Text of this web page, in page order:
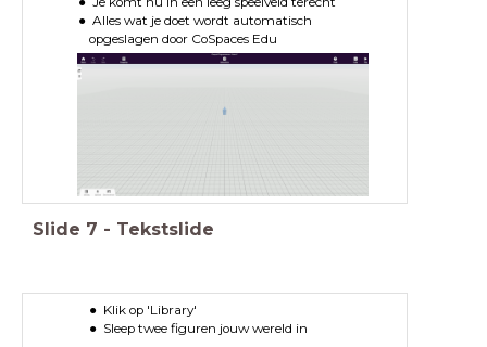
Alles wat je doet wordt automatisch
opgeslagen door CoSpaces Edu
Slide 7 - Tekstslide
Klik op 'Library'
Sleep twee figuren jouw wereld in